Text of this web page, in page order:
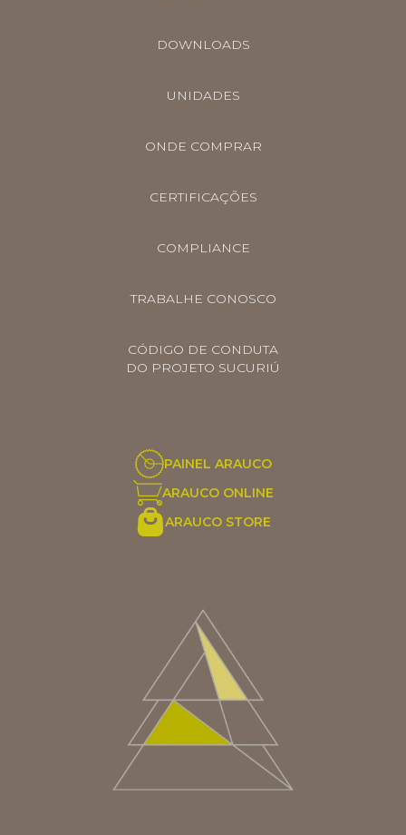
DOWNLOADS
UNIDADES
ONDE COMPRAR
CERTIFICAÇÕES
COMPLIANCE
TRABALHE CONOSCO
CÓDIGO DE CONDUTA
DO PROJETO SUCURIÚ
PAINEL ARAUCO
ARAUCO ONLINE
ARAUCO STORE